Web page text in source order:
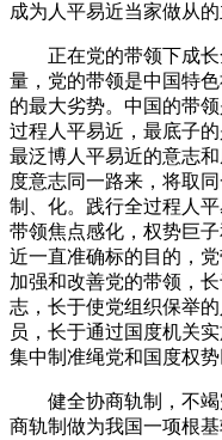
成为人平易近当家做从的
正在党的带领下成长
量，党的带领是中国特
的最大劣势。中国的带
过程人平易近，最底子
最泛博人平易近的意志
度意志同一路来，将取
制、化。践行全过程人
带领焦点感化，权势巨
近一直准确标的目的，
加强和改善党的带领，
志，长于使党组织保举
员，长于通过国度机关
集中制准绳党和国度权
健全协商轨制，不竭
商轨制做为我国一项根